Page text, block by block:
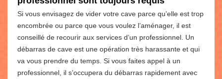
Si vous envisagez de vider votre cave parce qu’elle est trop
encombrée ou parce que vous voulez l’aménager, il est
conseillé de recourir aux services d’un professionnel. Un
débarras de cave est une opération très harassante et qui
va vous prendre du temps. Si vous faites appel à un
professionnel, il s’occupera du débarras rapidement avec